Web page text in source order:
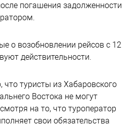
погашения задолженности
о возобновлении рейсов с 12
действительности.
что туристы из Хабаровского
Востока не могут
на то, что туроператор
свои обязательства